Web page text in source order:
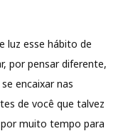
luz esse hábito de
por pensar diferente,
encaixar nas
de você que talvez
muito tempo para